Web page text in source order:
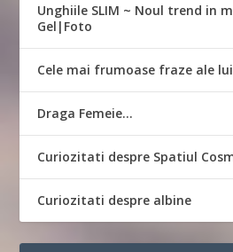
Unghiile SLIM ~ Noul trend in
Gel|Foto
Cele mai frumoase fraze ale
Draga Femeie…
Curiozitati despre Spatiul
Curiozitati despre albine